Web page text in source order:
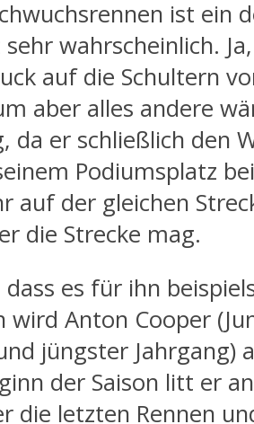
ist ein
wahrscheinlich.
auf die Schultern
aber alles andere
da er schließlich den
Podiumsplatz
auf der gleichen
die Strecke mag.
es für ihn
wird Anton Cooper
jüngster Jahrgang)
der Saison litt er
die letzten Rennen